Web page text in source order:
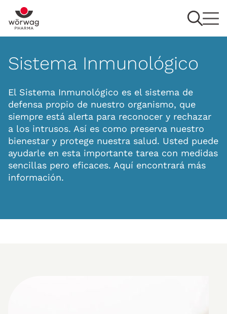
Sistema Inmunológico
El Sistema Inmunológico es el sistema de
defensa propio de nuestro organismo, que
siempre está alerta para reconocer y rechazar
a los intrusos. Así es como preserva nuestro
bienestar y protege nuestra salud. Usted puede
ayudarle en esta importante tarea con medidas
sencillas pero eficaces. Aquí encontrará más
información.